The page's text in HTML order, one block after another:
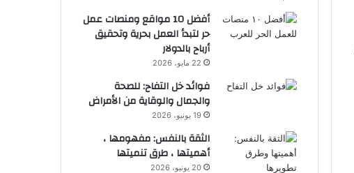
أفضل 10 مواقع ومنصات عمل
حر لتبدأ العمل بحرية وتحقيق
أرباح بالدولار
22 مايو، 2026
فوائد خل التفاح: للصحة
والجمال والوقاية من الأمراض
19 يونيو، 2026
الثقة بالنفس: مفهومها ،
أهميتها ، طرق تنميتها
20 يونيو، 2026